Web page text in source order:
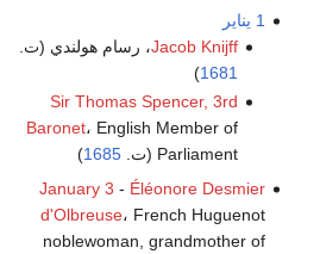
1 يناير
Jacob Knijff، رسام هولندي (ت.
1681
)
Sir Thomas Spencer, 3rd
Baronet، English Member of
Parliament (ت.
1685
)
January 3 - Éléonore Desmier
d'Olbreuse، French Huguenot
noblewoman, grandmother of